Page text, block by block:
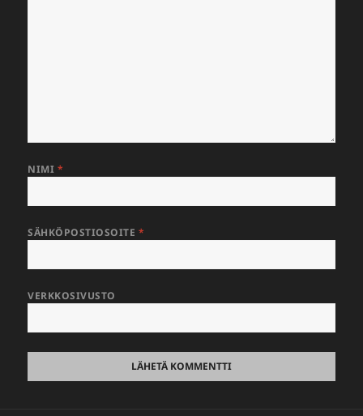
NIMI *
SÄHKÖPOSTIOSOITE *
VERKKOSIVUSTO